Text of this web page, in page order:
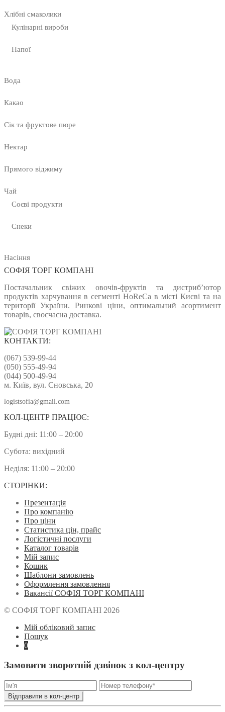
Хлібні смаколики
Кулінарні вироби
Напої
Вода
Какао
Сік та фруктове пюре
Нектар
Прямого віджиму
Чай
Соєві продукти
Снеки
Насіння
СОФІЯ ТОРГ КОМПАНІ
Постачальник свіжих овочів-фруктів та дистриб’ютор
продуктів харчування в сегменті HoReCa в місті Києві та на
території України. Ринкові ціни, оптимальний асортимент
товарів, своєчасна доставка.
КОНТАКТИ:
(067) 539-99-44
(050) 555-49-94
(044) 500-49-94
м. Київ, вул. Сновська, 20
logistsofia@gmail.com
КОЛ-ЦЕНТР ПРАЦЮЄ:
Будні дні: 11:00 – 20:00
Субота: вихідний
Неділя: 11:00 – 20:00
СТОРІНКИ:
Презентація
Про компанію
Про ціни
Статистика цін, прайс
Логістичні послуги
Каталог товарів
Мій запис
Кошик
Шаблони замовлень
Оформлення замовлення
Вакансії СОФІЯ ТОРГ КОМПАНІ
© СОФІЯ ТОРГ КОМПАНІ 2026
Мій обліковий запис
Пошук
0
Замовити зворотній дзвінок з кол-центру
Відправити в кол-центр